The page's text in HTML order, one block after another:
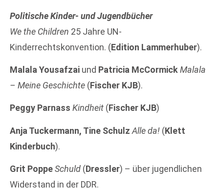
Politische Kinder- und Jugendbücher
We the Children 25 Jahre UN-
Kinderrechtskonvention. (Edition Lammerhuber).
Malala Yousafzai und Patricia McCormickMalala
– Meine Geschichte (Fischer KJB).
Peggy Parnass Kindheit (Fischer KJB)
Anja Tuckermann, Tine Schulz Alle da! (Klett
Kinderbuch).
Grit PoppeSchuld (Dressler) – über jugendlichen
Widerstand in der DDR.